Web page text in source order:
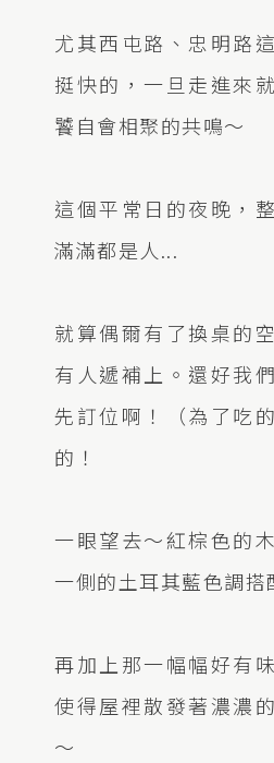
尤其西屯路、忠明路
挺快的，一旦走進來
饕自會相聚的共鳴～
這個平常日的夜晚，
滿滿都是人...
就算偶爾有了換桌的
有人遞補上。還好我
先訂位啊！（為了吃
的！
一眼望去～紅棕色的
一側的土耳其藍色調搭
再加上那一幅幅好有
使得屋裡散發著濃濃
～